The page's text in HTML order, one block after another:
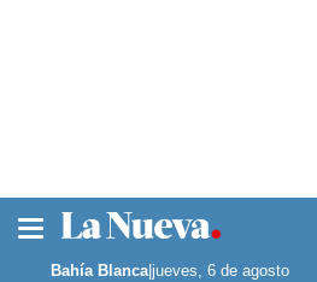
Noticias
La ciudad
Bahía Blanca|jueves, 6 de agosto